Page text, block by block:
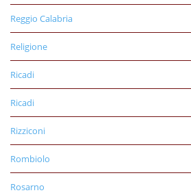
Reggio Calabria
Religione
Ricadi
Ricadi
Rizziconi
Rombiolo
Rosarno